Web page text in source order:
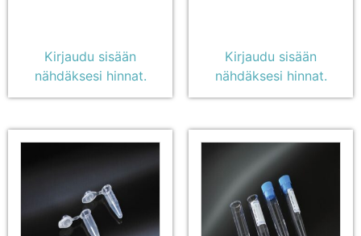
Kirjaudu sisään
nähdäksesi hinnat.
Kirjaudu sisään
nähdäksesi hinnat.